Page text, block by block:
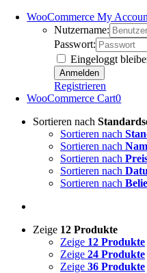
WooCommerce My
Nutzername:
Passwort:
Eingeloggt
Registrieren
WooCommerce Cart0
Sortieren nach
Sortieren nach
Sortieren nach
Sortieren nach
Sortieren nach
Sortieren nach
Zeige 12 Produkte
Zeige 12 Produkte
Zeige 24 Produkte
Zeige 36 Produkte